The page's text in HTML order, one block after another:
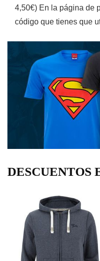
4,50€) En la página de
código que tienes que
DESCUENTOS